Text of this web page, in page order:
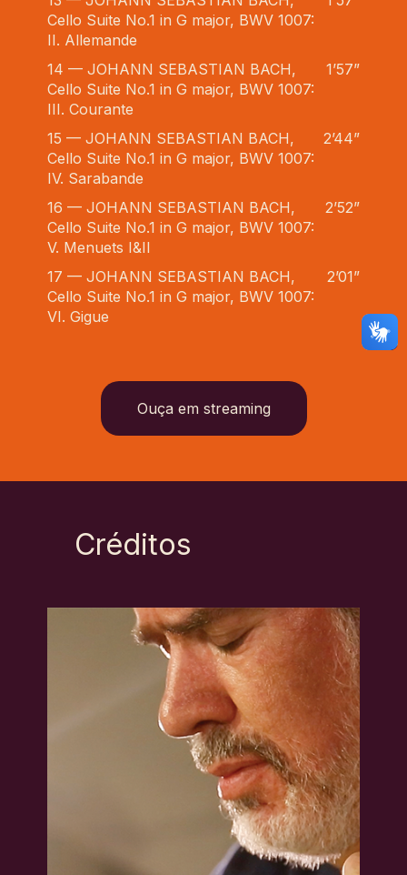
Cello Suite No.1 in G major, BWV 1007:
II. Allemande
14 — JOHANN SEBASTIAN BACH,
Cello Suite No.1 in G major, BWV 1007:
III. Courante
1’57”
15 — JOHANN SEBASTIAN BACH,
Cello Suite No.1 in G major, BWV 1007:
IV. Sarabande
2’44”
16 — JOHANN SEBASTIAN BACH,
Cello Suite No.1 in G major, BWV 1007:
V. Menuets I&II
2’52”
17 — JOHANN SEBASTIAN BACH,
Cello Suite No.1 in G major, BWV 1007:
VI. Gigue
2’01”
Ouça em streaming
Créditos